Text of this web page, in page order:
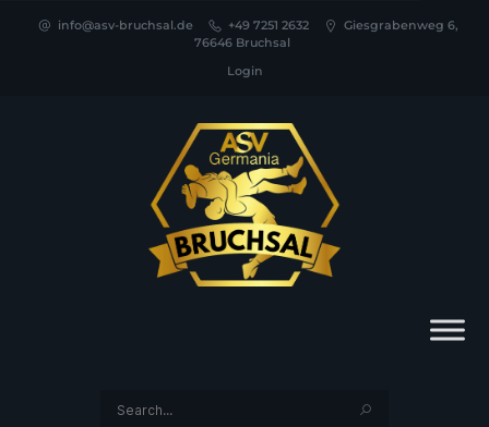
info@asv-bruchsal.de +49 7251 2632
Giesgrabenweg 6,
76646 Bruchsal
Login